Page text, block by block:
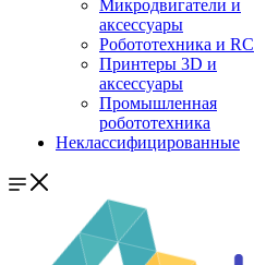
Микродвигатели и
аксессуары
Робототехника и RC
Принтеры 3D и
аксессуары
Промышленная
робототехника
Неклассифицированные